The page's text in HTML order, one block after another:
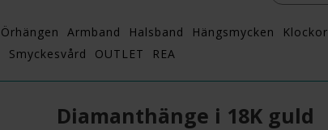
Örhängen Armband Halsband Hängsmycken Klockor
Smyckesvård OUTLET REA
Diamanthänge i 18K guld